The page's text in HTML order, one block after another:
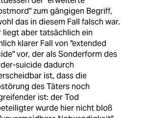
zum gängigen Begriff,
das in diesem Fall falsch war.
liegt aber tatsächlich ein
klarer Fall von "extended
vor, der als Sonderform des
suicide dadurch
ist, dass die
des Täters noch
ist: der Tod
wurde hier nicht bloß